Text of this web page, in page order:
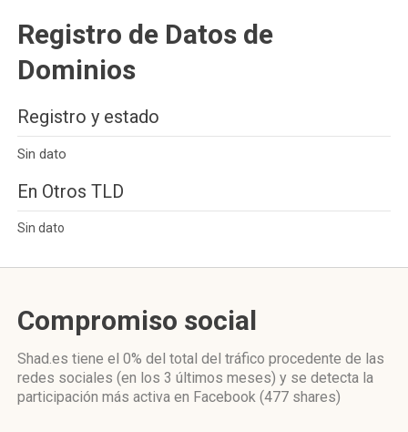
Registro de Datos de
Dominios
Registro y estado
Sin dato
En Otros TLD
Sin dato
Compromiso social
Shad.es tiene el 0% del total del tráfico procedente de las
redes sociales (en los 3 últimos meses) y se detecta la
participación más activa en Facebook (477 shares)